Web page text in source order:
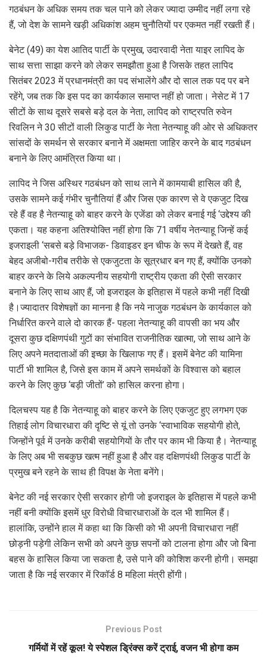
गठबंधन के अधिक समय तक चल पाने को लेकर ज्यादा उम्मीद नहीं लगा रहे
हैं, जो देश के सामने खड़ी अधिकांश अहम चुनौतियों पर एकमत नहीं रखती हैं।
बेनेट (49) का येश आतिद पार्टी के प्रमुख, उदारवादी नेता याइर लापिद के
साथ सत्ता साझा करने को लेकर समझौता हुआ है जिसके तहत लापिद
सितंबर 2023 में प्रधानमंत्री का पद संभालेंगे और दो साल तक पद पर बने
रहेंगे, जब तक कि इस पद का कार्यकाल समाप्त नहीं हो जाता। नेसेट में 17
सीटों के साथ दूसरे सबसे बड़े दल के नेता, लापिद को राष्ट्रपति रुवेन
रिवलिन ने 30 सीटों वाली लिकुड पार्टी के नेता नेतन्याहू की ओर से अधिकतर
सांसदों के समर्थन से सरकार बनाने में अक्षमता जाहिर करने के बाद गठबंधन
बनाने के लिए आमंत्रित किया था।
लापिद ने जिस अस्थिर गठबंधन को साथ लाने में कामयाबी हासिल की है,
उसके सामने कई गंभीर चुनौतियां हैं और जिस एक कारण से वे एकजुट दिख
रहे हैं वह है नेतन्याहू को बाहर करने के एजेंडा को लेकर बनाई गई ‘उद्देश्य की
एकता। यह कहना अतिश्योक्ति नहीं होगा कि 71 वर्षीय नेतन्याहू जिन्हें कई
इजराइली ‘सबसे बड़े विभाजक- डिवाइडर इन चीफ के रूप में देखते हैं, वह
बेहद अजीबो-गरीब तरीके से एकजुटता के सूत्रधार बन गए हैं, क्योंकि उनको
बाहर करने के लिये अकल्पनीय सहयोगी राष्ट्रीय एकता की ऐसी सरकार
बनाने के लिए साथ आए हैं, जो इजराइल के इतिहास में पहले कभी नहीं दिखी
है।ज्यादातर विशेषज्ञों का मानना है कि नये नाजुक गठबंधन के कार्यकाल को
निर्धारित करने वाले दो कारक हैं- पहला नेतन्याहू की वापसी का भय और
दूसरा कुछ दक्षिणपंथी गुटों का संभावित राजनीतिक खात्मा, जो साथ आने के
लिए अपने मतदाताओं की इच्छा के खिलाफ गए हैं। इसमें बेनेट की यामिना
पार्टी भी शामिल है, जिसे इस काम में अपने समर्थकों के विश्वास को बहाल
करने के लिए कुछ ‘बड़ी जीतों’ को हासिल करना होगा।
दिलचस्प यह है कि नेतन्याहू को बाहर करने के लिए एकजुट हुए लगभग एक
तिहाई लोग विचारधारा की दृष्टि से यूं तो उनके ‘स्वाभाविक सहयोगी होते,
जिन्होंने पूर्व में उनके करीबी सहयोगियों के तौर पर काम भी किया है। नेतन्याहू
के लिए अब भी सबकुछ खत्म नहीं हुआ है और वह दक्षिणपंथी लिकुड पार्टी के
प्रमुख बने रहने के साथ ही विपक्ष के नेता बनेंगे।
बेनेट की नई सरकार ऐसी सरकार होगी जो इजराइल के इतिहास में पहले कभी
नहीं बनी क्योंकि इसमें धुर विरोधी विचारधाराओं के दल भी शामिल हैं।
हालांकि, उन्होंने हाल में कहा था कि किसी को भी अपनी विचारधारा नहीं
छोड़नी पड़ेगी लेकिन सभी को अपने कुछ सपनों को टालना होगा और जो बिना
बहस के हासिल किया जा सकता है, उसे पाने की कोशिश करनी होगी। समझा
जाता है कि नई सरकार में रिकॉर्ड 8 महिला मंत्री होंगी।
Previous Post
गर्मियों में रहें कूल! ये स्पेशल ड्रिंक्स करें ट्राई, वजन भी होगा कम